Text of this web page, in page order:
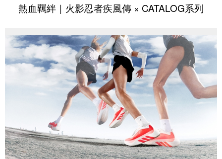
熱血羈絆｜火影忍者疾風傳 × CATALOG系列